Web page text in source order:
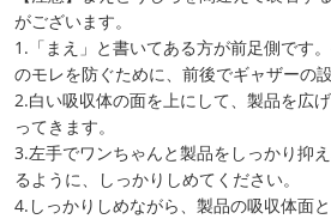
がございます。
1.「まえ」と書いてある方が前足側です
のモレを防ぐために、前後でギャザーの
2.白い吸収体の面を上にして、製品を広
ってきます。
3.左手でワンちゃんと製品をしっかり抑
るように、しっかりしめてください。
4.しっかりしめながら、製品の吸収体面